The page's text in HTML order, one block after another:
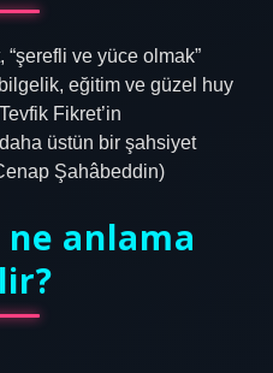
eğitim ve güzel huy
Fikret’in
üstün bir şahsiyet
Şahâbeddin)
ne anlama